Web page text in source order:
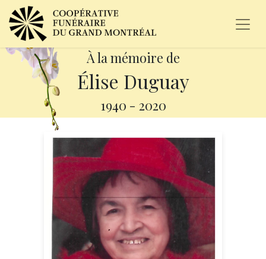
À la mémoire de
Élise Duguay
1940 - 2020